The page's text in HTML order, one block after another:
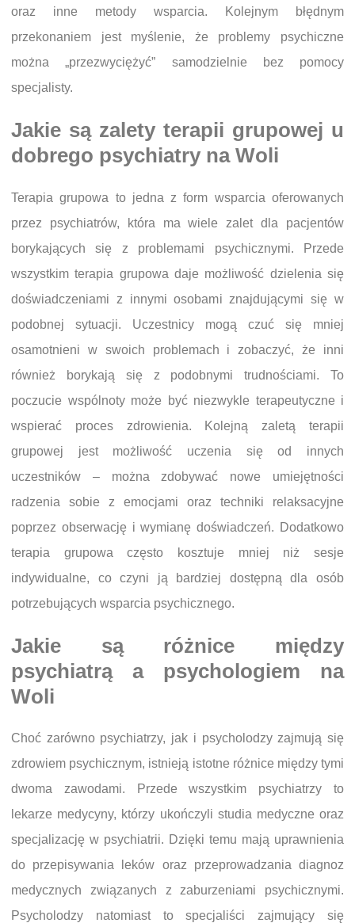
oraz inne metody wsparcia. Kolejnym błędnym
przekonaniem jest myślenie, że problemy psychiczne
można „przezwyciężyć” samodzielnie bez pomocy
specjalisty.
Jakie są zalety terapii grupowej u
dobrego psychiatry na Woli
Terapia grupowa to jedna z form wsparcia oferowanych
przez psychiatrów, która ma wiele zalet dla pacjentów
borykających się z problemami psychicznymi. Przede
wszystkim terapia grupowa daje możliwość dzielenia się
doświadczeniami z innymi osobami znajdującymi się w
podobnej sytuacji. Uczestnicy mogą czuć się mniej
osamotnieni w swoich problemach i zobaczyć, że inni
również borykają się z podobnymi trudnościami. To
poczucie wspólnoty może być niezwykle terapeutyczne i
wspierać proces zdrowienia. Kolejną zaletą terapii
grupowej jest możliwość uczenia się od innych
uczestników – można zdobywać nowe umiejętności
radzenia sobie z emocjami oraz techniki relaksacyjne
poprzez obserwację i wymianę doświadczeń. Dodatkowo
terapia grupowa często kosztuje mniej niż sesje
indywidualne, co czyni ją bardziej dostępną dla osób
potrzebujących wsparcia psychicznego.
Jakie są różnice między
psychiatrą a psychologiem na
Woli
Choć zarówno psychiatrzy, jak i psycholodzy zajmują się
zdrowiem psychicznym, istnieją istotne różnice między tymi
dwoma zawodami. Przede wszystkim psychiatrzy to
lekarze medycyny, którzy ukończyli studia medyczne oraz
specjalizację w psychiatrii. Dzięki temu mają uprawnienia
do przepisywania leków oraz przeprowadzania diagnoz
medycznych związanych z zaburzeniami psychicznymi.
Psycholodzy natomiast to specjaliści zajmujący się